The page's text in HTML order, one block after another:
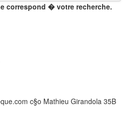
correspond � votre recherche.
c§o Mathieu Girandola 35B